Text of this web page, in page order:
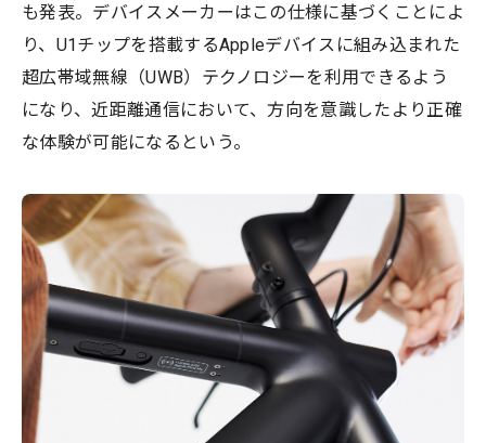
も発表。デバイスメーカーはこの仕様に基づくことによ
り、U1チップを搭載するAppleデバイスに組み込まれた
超広帯域無線（UWB）テクノロジーを利用できるよう
になり、近距離通信において、方向を意識したより正確
な体験が可能になるという。